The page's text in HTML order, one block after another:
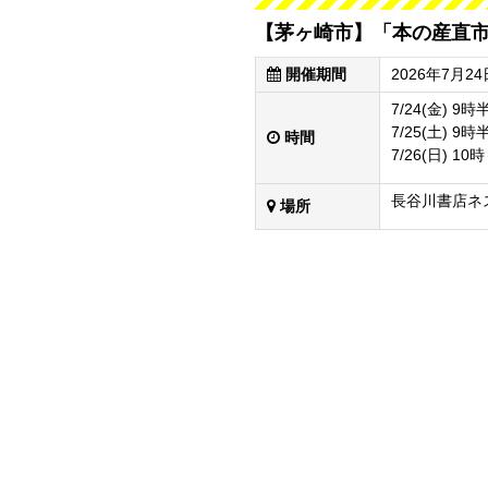
【茅ヶ崎市】「本の産直
開催期間 2026年7月24
時間
7/24(金) 9時
7/25(土) 9時
7/26(日) 10時
場所 長谷川書店ネ